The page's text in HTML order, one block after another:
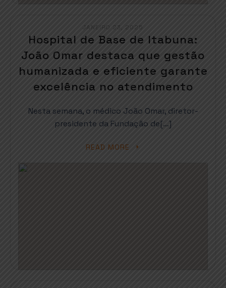
JANEIRO 23, 2025
Hospital de Base de Itabuna:
João Omar destaca que gestão
humanizada e eficiente garante
excelência no atendimento
Nesta semana, o médico João Omar, diretor-
presidente da Fundação de[…]
READ MORE